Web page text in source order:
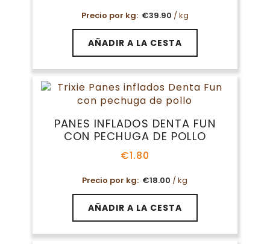
Precio por kg: €39.90 / kg
AÑADIR A LA CESTA
PANES INFLADOS DENTA FUN
CON PECHUGA DE POLLO
€1.80
Precio por kg: €18.00 / kg
AÑADIR A LA CESTA